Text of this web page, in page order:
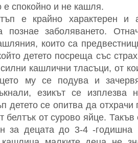
е спокойно и не кашля.
е крайно характерен и
познае заболяването.
които са
детето посреща със
кашлични тласъци, от
му се подува и
езикът се
детето се опитва да отхрачи
белтък от сурово яйце. Такъв
за децата до 3-4 -годишна